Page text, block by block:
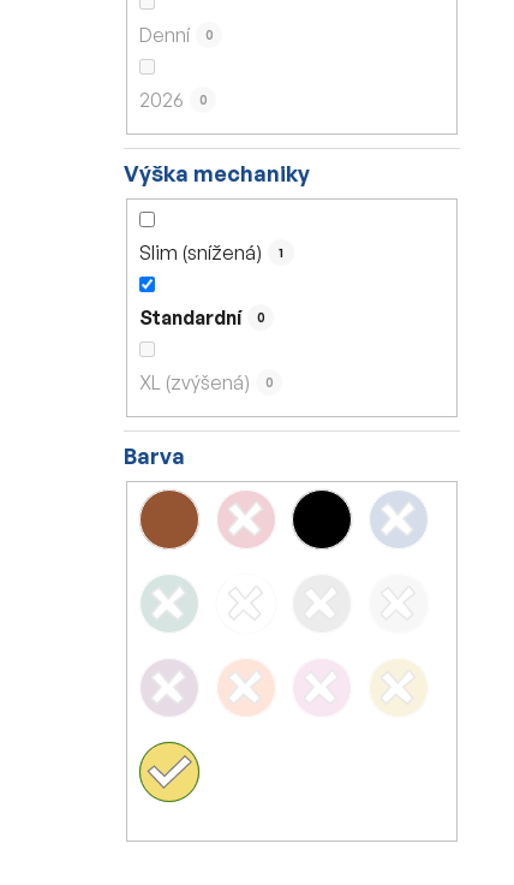
Denní 0
2026 0
Výška mechaniky
Slim (snížená) 1
Standardní 0
XL (zvýšená) 0
Barva